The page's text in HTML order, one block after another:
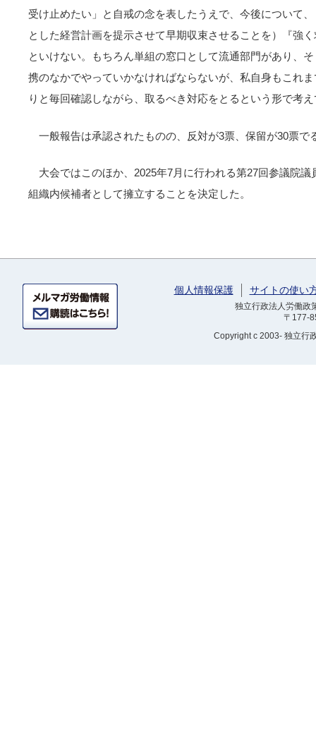
受け止めたい」と自戒の念を表したうえで、今後について
とした経営計画を提示させて早期収束させることを）『強
といけない。もちろん単組の窓口として流通部門があり、
携のなかでやっていかなければならないが、私自身もこれ
りと毎回確認しながら、取るべき対応をとるという形で考
一般報告は承認されたものの、反対が3票、保留が30票で
大会ではこのほか、2025年7月に行われる第27回参議院
組織内候補者として擁立することを決定した。
個人情報保護 サイトの使い
独立行政法人労働
〒177-
Copyrightc 2003- 独立行